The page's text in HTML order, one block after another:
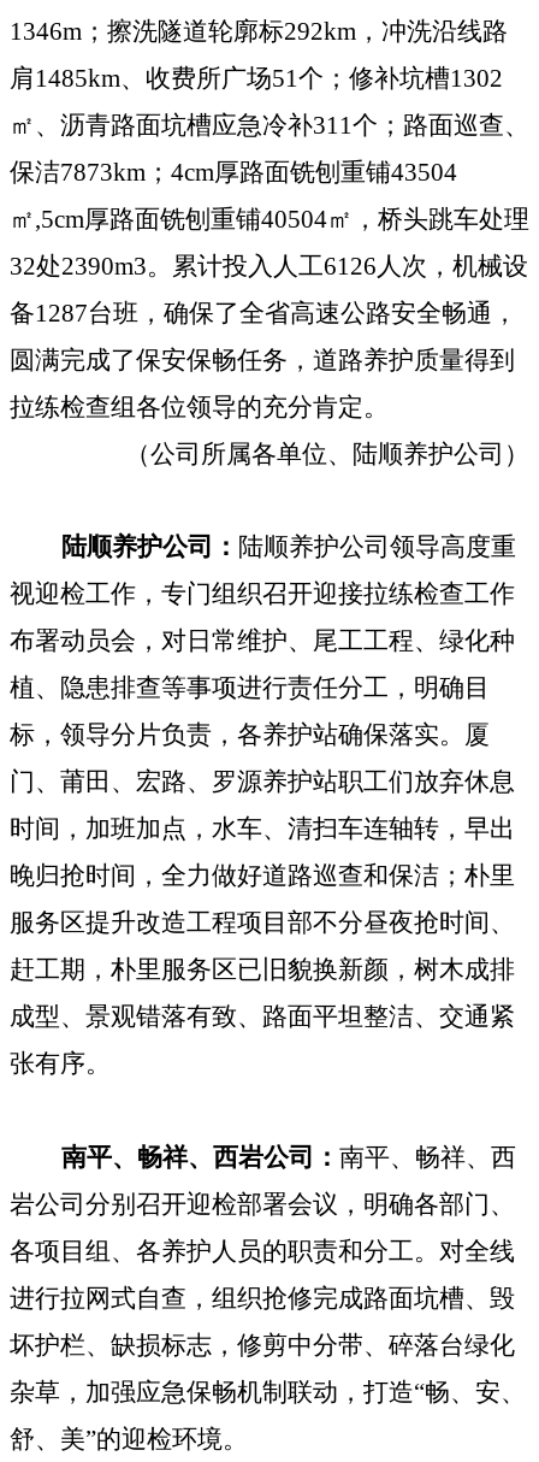
1346m ；擦洗隧道轮廓标292km ，冲洗沿线路
肩1485km、收费所广场51个；修补坑槽1302
㎡、沥青路面坑槽应急冷补311个；路面巡查、
保洁7873km ； 4cm厚路面铣刨重铺43504
㎡,5cm厚路面铣刨重铺40504㎡，桥头跳车处理
32处2390m3。累计投入人工6126人次，机械设
备1287台班，确保了全省高速公路安全畅通，
圆满完成了保安保畅任务，道路养护质量得到
拉练检查组各位领导的充分肯定。
（公司所属各单位、陆顺养护公司）
陆顺养护公司： 陆顺养护公司领导高度重
视迎检工作，专门组织召开迎接拉练检查工作
布署动员会，对日常维护、尾工工程、绿化种
植、隐患排查等事项进行责任分工，明确目
标，领导分片负责，各养护站确保落实。 厦
门、莆田、宏路、罗源养护站职工们放弃休息
时间，加班加点，水车、清扫车连轴转，早出
晚归抢时间，全力做好道路巡查和保洁；朴里
服务区提升改造工程项目部不分昼夜抢时间、
赶工期，朴里服务区已旧貌换新颜，树木成排
成型、景观错落有致、路面平坦整洁、交通紧
张有序。
南平、畅祥、西岩公司： 南平、畅祥、西
岩公司分别召开迎检部署会议，明确各部门、
各项目组、各养护人员的职责和分工。对全线
进行拉网式自查，组织抢修完成路面坑槽、毁
坏护栏、缺损标志，修剪中分带、碎落台绿化
杂草，加强应急保畅机制联动，打造“畅、安、
舒、美”的迎检环境。